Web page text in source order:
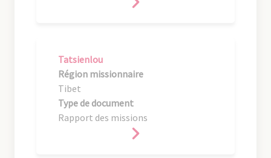
Tatsienlou
Région missionnaire
Tibet
Type de document
Rapport des missions